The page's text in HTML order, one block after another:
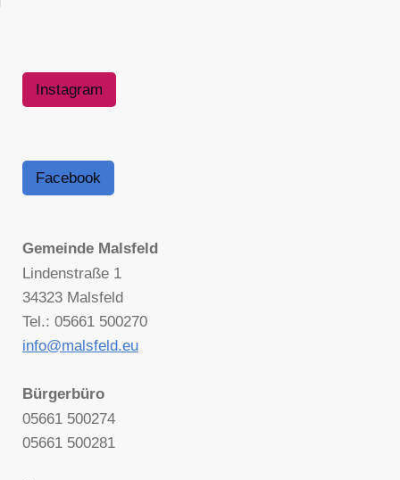
Instagram
Facebook
Gemeinde Malsfeld
Lindenstraße 1
34323 Malsfeld
Tel.: 05661 500270
info@malsfeld.eu
Bürgerbüro
05661 500274
05661 500281